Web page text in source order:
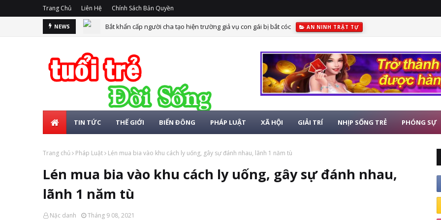
Trang Chủ Liên Hệ Chính Sách Bản Quyền
NEWS Bắt khẩn cấp người cha tạo hiện trường giả vụ con gái bị bắt cóc AN NINH TRẬT TỰ
TIN TỨC THẾ GIỚI BIỂN ĐÔNG PHÁP LUẬT XÃ HỘI GIẢI TRÍ NHỊP SỐNG TRẺ PHÓNG SỰ
Trang chủ Pháp Luật Lén mua bia vào khu cách ly uống, gây sự đánh nhau, lãnh 1 năm tù
Lén mua bia vào khu cách ly uống, gây sự đánh nhau,
lãnh 1 năm tù
Nặc danh Tháng 9 08, 2021